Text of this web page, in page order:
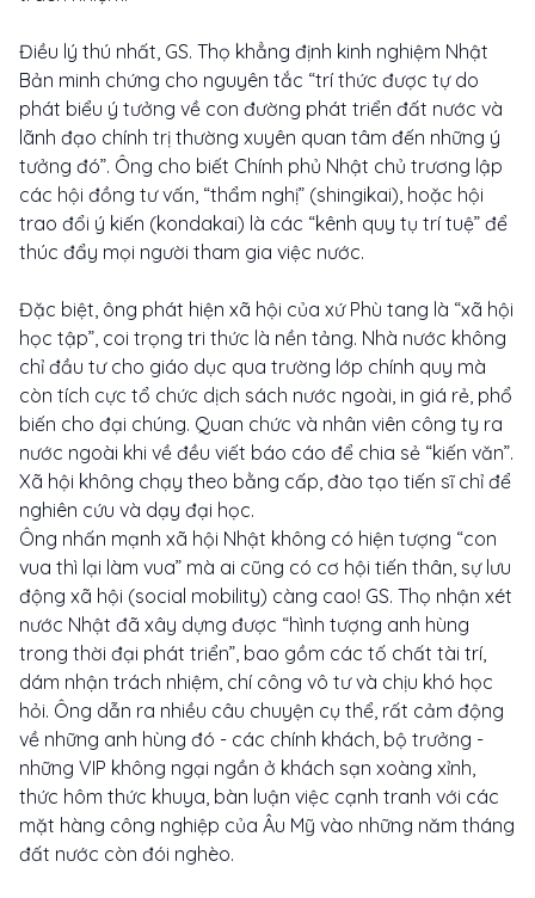
Điều lý thú nhất, GS. Thọ khẳng định kinh nghiệm Nhật
Bản minh chứng cho nguyên tắc “trí thức được tự do
phát biểu ý tưởng về con đường phát triển đất nước và
lãnh đạo chính trị thường xuyên quan tâm đến những ý
tưởng đó”. Ông cho biết Chính phủ Nhật chủ trương lập
các hội đồng tư vấn, “thẩm nghị” (shingikai), hoặc hội
trao đổi ý kiến (kondakai) là các “kênh quy tụ trí tuệ” để
thúc đẩy mọi người tham gia việc nước.
Đặc biệt, ông phát hiện xã hội của xứ Phù tang là “xã hội
học tập”, coi trọng tri thức là nền tảng. Nhà nước không
chỉ đầu tư cho giáo dục qua trường lớp chính quy mà
còn tích cực tổ chức dịch sách nước ngoài, in giá rẻ, phổ
biến cho đại chúng. Quan chức và nhân viên công ty ra
nước ngoài khi về đều viết báo cáo để chia sẻ “kiến văn”.
Xã hội không chạy theo bằng cấp, đào tạo tiến sĩ chỉ để
nghiên cứu và dạy đại học.
Ông nhấn mạnh xã hội Nhật không có hiện tượng “con
vua thì lại làm vua” mà ai cũng có cơ hội tiến thân, sự lưu
động xã hội (social mobility) càng cao! GS. Thọ nhận xét
nước Nhật đã xây dựng được “hình tượng anh hùng
trong thời đại phát triển”, bao gồm các tố chất tài trí,
dám nhận trách nhiệm, chí công vô tư và chịu khó học
hỏi. Ông dẫn ra nhiều câu chuyện cụ thể, rất cảm động
về những anh hùng đó - các chính khách, bộ trưởng -
những VIP không ngại ngần ở khách sạn xoàng xỉnh,
thức hôm thức khuya, bàn luận việc cạnh tranh với các
mặt hàng công nghiệp của Âu Mỹ vào những năm tháng
đất nước còn đói nghèo.